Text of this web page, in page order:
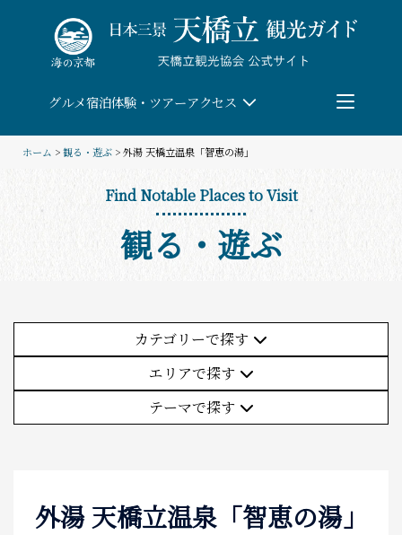
content
グルメ宿泊体験・ツアーアクセス
団体予約
観る・遊ぶ
体験・ツアー
食べる
お土産
ホーム >観る・遊ぶ > 外湯 天橋立温泉「智恵の湯」
Find Notable Places to Visit
観る・遊ぶ
カテゴリーで探す
(5件)
(10件)
(1件)
(1件)
(4件)
エリアで探す
(6件)
(8件)
(3件)
テーマで探す
(2件)
(3件)
外湯 天橋立温泉「智恵の湯」